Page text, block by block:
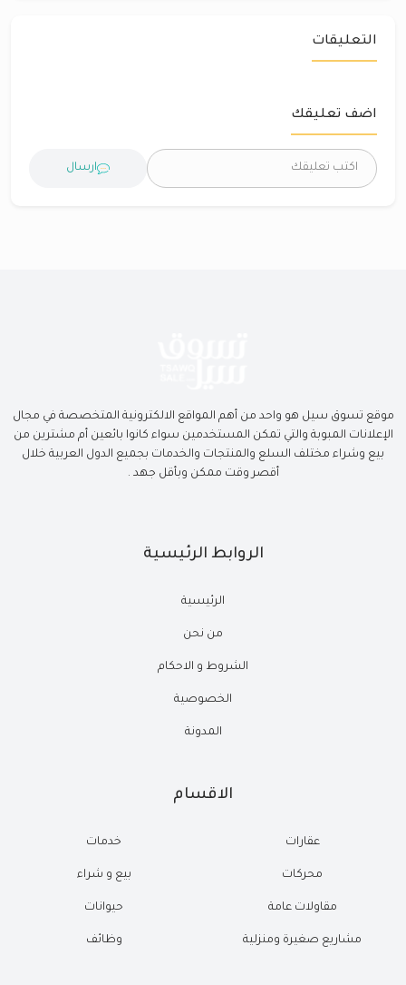
التعليقات
اضف تعليقك
ارسال
موقع تسوق سيل هو واحد من أهم المواقع الالكترونية المتخصصة في مجال
الإعلانات المبوبة والتي تمكن المستخدمين سواء كانوا بائعين أم مشترين من
بيع وشراء مختلف السلع والمنتجات والخدمات بجميع الدول العربية خلال
أقصر وقت ممكن وبأقل جهد .
الروابط الرئيسية
الرئيسية
من نحن
الشروط و الاحكام
الخصوصية
المدونة
الاقسام
عقارات
محركات
مقاولات عامة
مشاريع صغيرة ومنزلية
خدمات
بيع و شراء
حيوانات
وظائف